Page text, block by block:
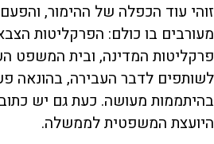
זוהי עוד הכפלה של ההימור,
מעורבים בו כולם: הפרקליטות
פרקליטות המדינה, ובית המשפט
לשותפים לדבר העבירה, בהונאה
בהיתממות מעושה. כעת גם יש
היועצת המשפטית לממשלה.